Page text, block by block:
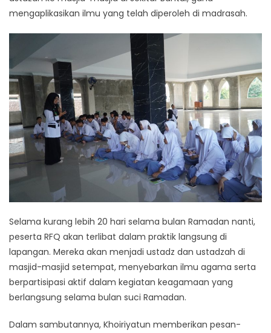
mengaplikasikan ilmu yang telah diperoleh di madrasah.
Selama kurang lebih 20 hari selama bulan Ramadan nanti,
peserta RFQ akan terlibat dalam praktik langsung di
lapangan. Mereka akan menjadi ustadz dan ustadzah di
masjid-masjid setempat, menyebarkan ilmu agama serta
berpartisipasi aktif dalam kegiatan keagamaan yang
berlangsung selama bulan suci Ramadan.
Dalam sambutannya, Khoiriyatun memberikan pesan-